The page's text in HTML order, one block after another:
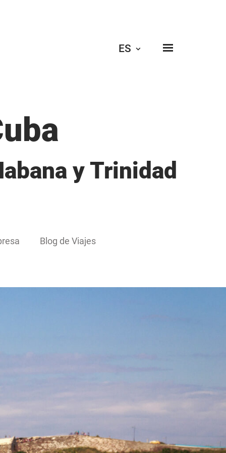
ES
y Trinidad
Blog de Viajes